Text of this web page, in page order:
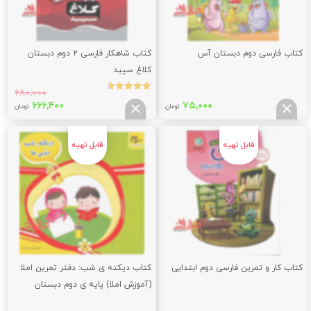
کتاب فارسی دوم دبستان آس
۷۵,۰۰۰ تومان
کتاب شاهکار فارسی ۲ دوم دبستان
کلاغ سپید
نمره
4.75
۶۸۰,۰۰۰
قیمت
۶۸۰,۰۰۰
تومان
بود.
۶۶۶,۴۰۰ تومان
کتاب کار و تمرین فارسی دوم ابتدایی
کتاب دیکته ی شب: دفتر تمرین املا
(آموزش املا) پایه ی دوم دبستان